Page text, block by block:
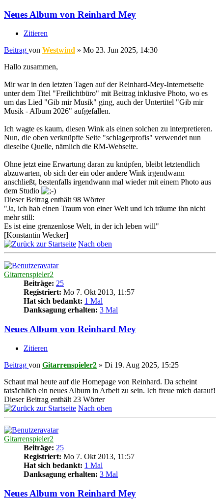
Neues Album von Reinhard Mey
Zitieren
Beitrag von Westwind » Mo 23. Jun 2025, 14:30
Hallo zusammen,
Mir war in den letzten Tagen auf der Reinhard-Mey-Internetseite
unter dem Titel "Freilichtbüro" mit Beitrag inklusive Photo, wo es
um das Lied "Gib mir Musik" ging, auch der Untertitel "Gib mir
Musik - Album 2026" aufgefallen.
Ich wagte es kaum, diesen Wink als einen solchen zu interpretieren.
Nun, die oben verknüpfte Seite "schlagerprofis" verwendet nun
dieselbe Quelle, nämlich die RM-Webseite.
Ohne jetzt eine Erwartung daran zu knüpfen, bleibt letztendlich
abzuwarten, ob sich der ein oder andere Wink irgendwann
anschließt, bestenfalls irgendwann mal wieder mit einem Photo aus
dem Studio
Dieser Beitrag enthält 98 Wörter
"Ja, ich hab einen Traum von einer Welt und ich träume ihn nicht
mehr still:
Es ist eine grenzenlose Welt, in der ich leben will"
[Konstantin Wecker]
Nach oben
Gitarrenspieler2
Beiträge: 25
Registriert: Mo 7. Okt 2013, 11:57
Hat sich bedankt: 1 Mal
Danksagung erhalten: 3 Mal
Neues Album von Reinhard Mey
Zitieren
Beitrag von Gitarrenspieler2 » Di 19. Aug 2025, 15:25
Schaut mal heute auf die Homepage von Reinhard. Da scheint
tatsächlich ein neues Album in Arbeit zu sein. Ich freue mich darauf!
Dieser Beitrag enthält 23 Wörter
Nach oben
Gitarrenspieler2
Beiträge: 25
Registriert: Mo 7. Okt 2013, 11:57
Hat sich bedankt: 1 Mal
Danksagung erhalten: 3 Mal
Neues Album von Reinhard Mey